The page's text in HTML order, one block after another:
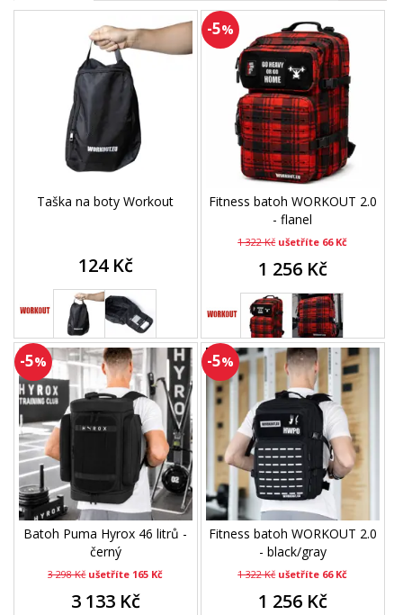
Taška na boty Workout
124 Kč
-5%
Fitness batoh WORKOUT 2.0
- flanel
1 322 Kč ušetříte 66 Kč
1 256 Kč
-5%
Batoh Puma Hyrox 46 litrů -
černý
3 298 Kč ušetříte 165 Kč
3 133 Kč
-5%
Fitness batoh WORKOUT 2.0
- black/gray
1 322 Kč ušetříte 66 Kč
1 256 Kč